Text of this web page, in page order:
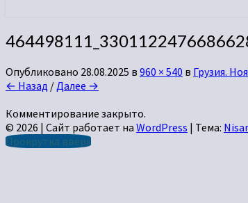
Опубликовано 28.08.2025 в 960 × 540 в Грузия.
← Назад /Далее →
Комментирование закрыто.
© 2026 | Сайт работает на WordPress | Тема:
Прокрутка вверх